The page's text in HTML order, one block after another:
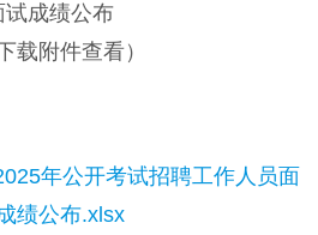
试成绩公布
载附件查看）
年公开考试招聘工作人员面
绩公布.xlsx